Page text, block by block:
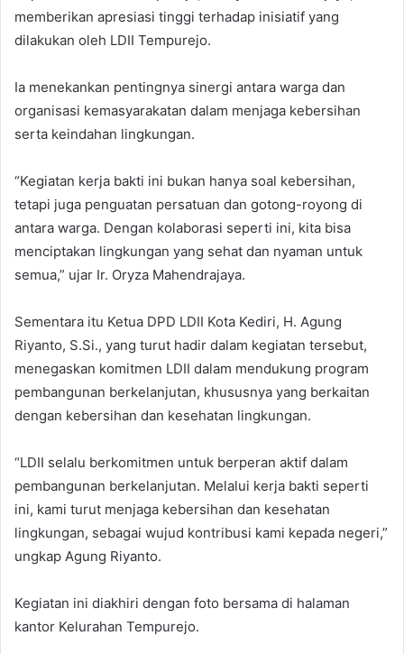
memberikan apresiasi tinggi terhadap inisiatif yang
dilakukan oleh LDII Tempurejo.
Ia menekankan pentingnya sinergi antara warga dan
organisasi kemasyarakatan dalam menjaga kebersihan
serta keindahan lingkungan.
“Kegiatan kerja bakti ini bukan hanya soal kebersihan,
tetapi juga penguatan persatuan dan gotong-royong di
antara warga. Dengan kolaborasi seperti ini, kita bisa
menciptakan lingkungan yang sehat dan nyaman untuk
semua,” ujar Ir. Oryza Mahendrajaya.
Sementara itu Ketua DPD LDII Kota Kediri, H. Agung
Riyanto, S.Si., yang turut hadir dalam kegiatan tersebut,
menegaskan komitmen LDII dalam mendukung program
pembangunan berkelanjutan, khususnya yang berkaitan
dengan kebersihan dan kesehatan lingkungan.
“LDII selalu berkomitmen untuk berperan aktif dalam
pembangunan berkelanjutan. Melalui kerja bakti seperti
ini, kami turut menjaga kebersihan dan kesehatan
lingkungan, sebagai wujud kontribusi kami kepada negeri,”
ungkap Agung Riyanto.
Kegiatan ini diakhiri dengan foto bersama di halaman
kantor Kelurahan Tempurejo.